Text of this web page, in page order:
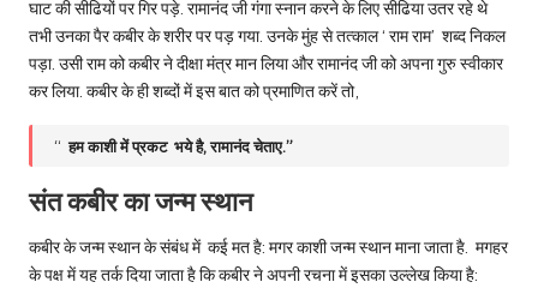
घाट की सीढियों पर गिर पड़े. रामानंद जी गंगा स्नान करने के लिए सीढिया उतर रहे थे
तभी उनका पैर कबीर के शरीर पर पड़ गया. उनके मुंह से तत्काल ‘ राम राम’ शब्द निकल
पड़ा. उसी राम को कबीर ने दीक्षा मंत्र मान लिया और रामानंद जी को अपना गुरु स्वीकार
कर लिया. कबीर के ही शब्दों में इस बात को प्रमाणित करें तो,
“हम काशी में प्रकट भये है, रामानंद चेताए.”
संत कबीर का जन्म स्थान
कबीर के जन्म स्थान के संबंध में कई मत है: मगर काशी जन्म स्थान माना जाता है. मगहर
के पक्ष में यह तर्क दिया जाता है कि कबीर ने अपनी रचना में इसका उल्लेख किया है: